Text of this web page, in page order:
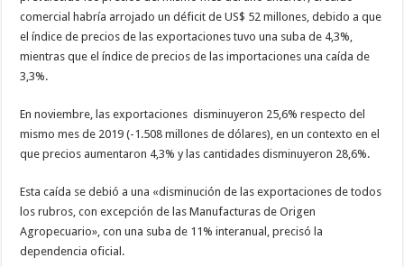
comercial habría arrojado un déficit de US$ 52 millones, debido a que
el índice de precios de las exportaciones tuvo una suba de 4,3%,
mientras que el índice de precios de las importaciones una caída de
3,3%.
En noviembre, las exportaciones disminuyeron 25,6% respecto del
mismo mes de 2019 (-1.508 millones de dólares), en un contexto en el
que precios aumentaron 4,3% y las cantidades disminuyeron 28,6%.
Esta caída se debió a una «disminución de las exportaciones de todos
los rubros, con excepción de las Manufacturas de Origen
Agropecuario», con una suba de 11% interanual, precisó la
dependencia oficial.